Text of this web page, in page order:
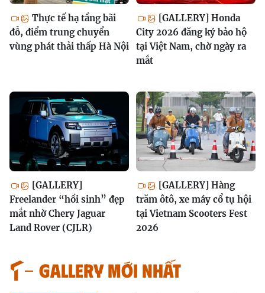
Thực tế hạ tầng bãi
đỗ, điểm trung chuyển
vùng phát thải thấp Hà Nội
[GALLERY] Honda
City 2026 đăng ký bảo hộ
tại Việt Nam, chờ ngày ra
mắt
[GALLERY]
Freelander “hồi sinh” đẹp
mắt nhờ Chery Jaguar
Land Rover (CJLR)
[GALLERY] Hàng
trăm ôtô, xe máy cổ tụ hội
tại Vietnam Scooters Fest
2026
GALLERY MỚI NHẤT